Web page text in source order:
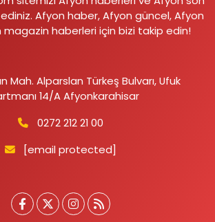
Afyon haber, Afyon güncel, Afyon
haberleri için bizi takip edin!
Mah. Alparslan Türkeş Bulvarı, Ufuk
14/A Afyonkarahisar
0272 212 21 00
[email protected]